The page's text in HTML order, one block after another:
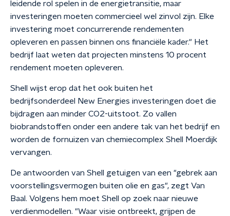
leidende rol spelen in de energietransitie, maar
investeringen moeten commercieel wel zinvol zijn. Elke
investering moet concurrerende rendementen
opleveren en passen binnen ons financiële kader." Het
bedrijf laat weten dat projecten minstens 10 procent
rendement moeten opleveren.
Shell wijst erop dat het ook buiten het
bedrijfsonderdeel New Energies investeringen doet die
bijdragen aan minder CO2-uitstoot. Zo vallen
biobrandstoffen onder een andere tak van het bedrijf en
worden de fornuizen van chemiecomplex Shell Moerdijk
vervangen.
De antwoorden van Shell getuigen van een "gebrek aan
voorstellingsvermogen buiten olie en gas", zegt Van
Baal. Volgens hem moet Shell op zoek naar nieuwe
verdienmodellen. "Waar visie ontbreekt, grijpen de